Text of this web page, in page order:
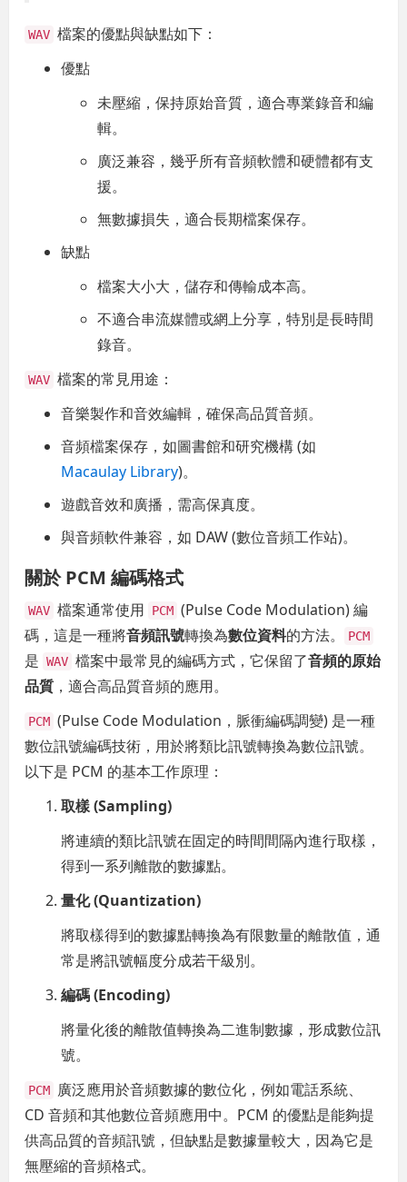
WAV 檔案的優點與缺點如下：
優點
未壓縮，保持原始音質，適合專業錄音和編
輯。
廣泛兼容，幾乎所有音頻軟體和硬體都有支
援。
無數據損失，適合長期檔案保存。
缺點
檔案大小大，儲存和傳輸成本高。
不適合串流媒體或網上分享，特別是長時間
錄音。
WAV 檔案的常見用途：
音樂製作和音效編輯，確保高品質音頻。
音頻檔案保存，如圖書館和研究機構 (如
Macaulay Library)。
遊戲音效和廣播，需高保真度。
與音頻軟件兼容，如 DAW (數位音頻工作站)。
關於 PCM 編碼格式
WAV 檔案通常使用 PCM (Pulse Code Modulation) 編
碼，這是一種將音頻訊號轉換為數位資料的方法。 PCM
是 WAV 檔案中最常見的編碼方式，它保留了音頻的原始
品質 ，適合高品質音頻的應用。
PCM (Pulse Code Modulation，脈衝編碼調變) 是一種
數位訊號編碼技術，用於將類比訊號轉換為數位訊號。
以下是 PCM 的基本工作原理：
取樣 (Sampling)
將連續的類比訊號在固定的時間間隔內進行取樣，
得到一系列離散的數據點。
量化 (Quantization)
將取樣得到的數據點轉換為有限數量的離散值，通
常是將訊號幅度分成若干級別。
編碼 (Encoding)
將量化後的離散值轉換為二進制數據，形成數位訊
號。
PCM
廣泛應用於音頻數據的數位化，例如電話系統、
CD 音頻和其他數位音頻應用中。PCM 的優點是能夠提
供高品質的音頻訊號，但缺點是數據量較大，因為它是
無壓縮的音頻格式。